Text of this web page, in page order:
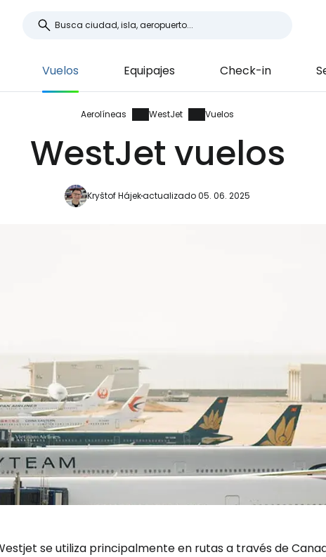
Vuelos Equipajes Check-in
Aerolíneas WestJet Vuelos
WestJet vuelos
Kryštof Hájekactualizado 05. 06. 2025
se utiliza principalmente en rutas a través de